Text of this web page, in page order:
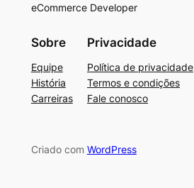
eCommerce Developer
Sobre
Equipe
História
Carreiras
Privacidade
Política de privacidade
Termos e condições
Fale conosco
Criado com WordPress